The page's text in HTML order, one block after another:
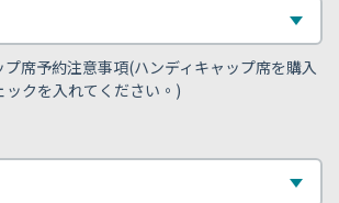
プ席予約注意事項(ハンディキャップ席を購入
ックを入れてください。)